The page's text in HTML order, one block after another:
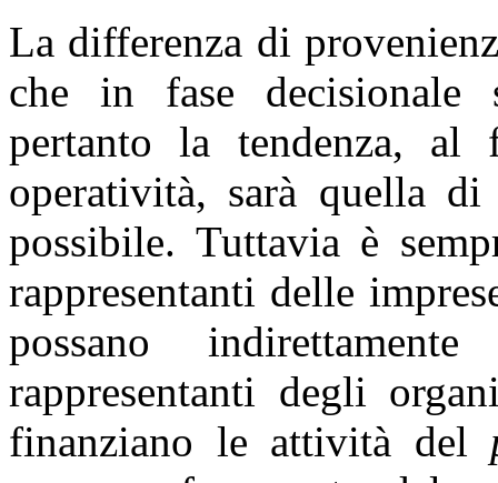
La differenza di
che in fase decisionale
pertanto la tendenza, al
operatività, sarà quella
possibile. Tuttavia è
rappresentanti delle
possano
rappresentanti degli
finanziano le attività del